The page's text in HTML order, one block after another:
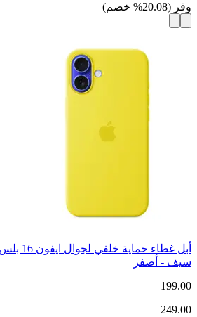
وفر (
20.08
% خصم)
أبل
سيف - أصفر
199.00
249.00